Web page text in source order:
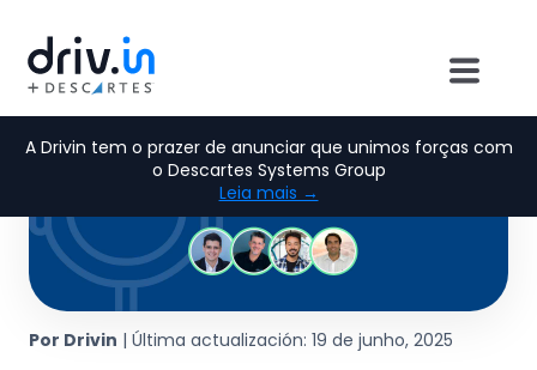
A Drivin tem o prazer de anunciar que unimos forças com
o Descartes Systems Group
Leia mais →
Por Drivin | Última actualización: 19 de junho, 2025